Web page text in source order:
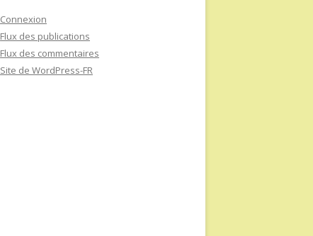
Connexion
Flux des publications
Flux des commentaires
Site de WordPress-FR